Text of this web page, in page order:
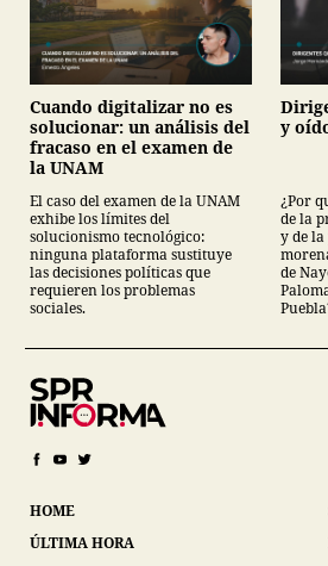
Cuando digitalizar no es
solucionar: un análisis del
fracaso en el examen de
la UNAM
El caso del examen de la UNAM
exhibe los límites del
solucionismo tecnológico:
ninguna plataforma sustituye
las decisiones políticas que
requieren los problemas
sociales.
y
¿Por
de la
y de
de
HOME
ÚLTIMA HORA